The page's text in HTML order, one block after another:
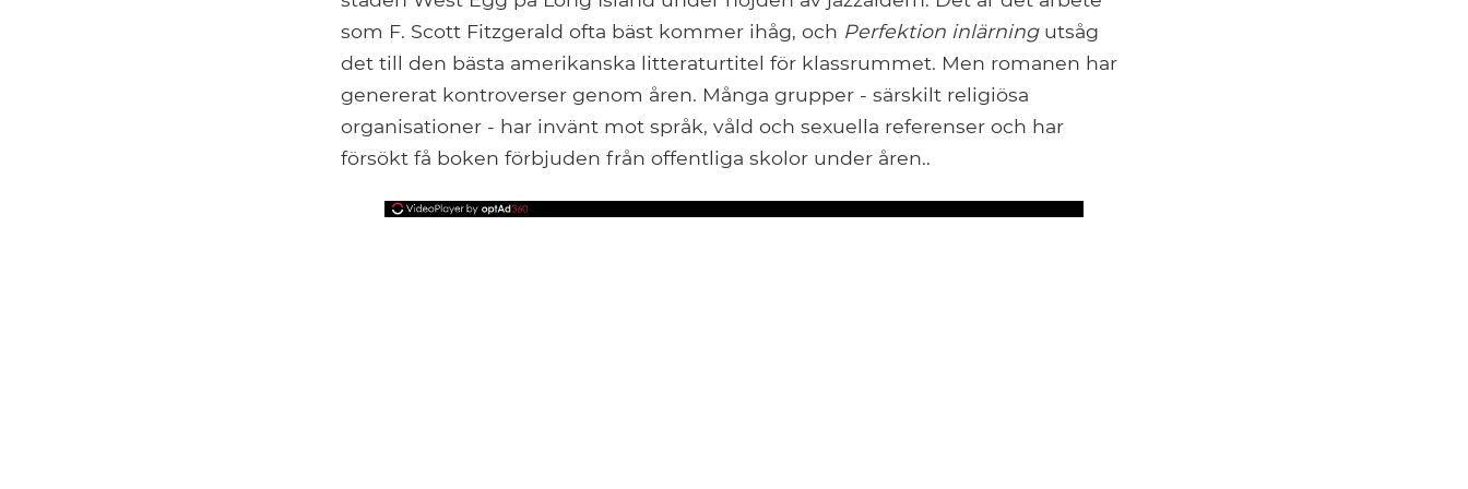
som F. Scott Fitzgerald ofta bäst kommer ihåg, och Perfektion inlärningutsåg
det till den bästa amerikanska litteraturtitel för klassrummet. Men romanen har
genererat kontroverser genom åren. Många grupper - särskilt religiösa
organisationer - har invänt mot språk, våld och sexuella referenser och har
försökt få boken förbjuden från offentliga skolor under åren..